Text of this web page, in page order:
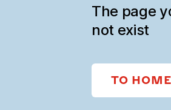
The page
not exist
TO